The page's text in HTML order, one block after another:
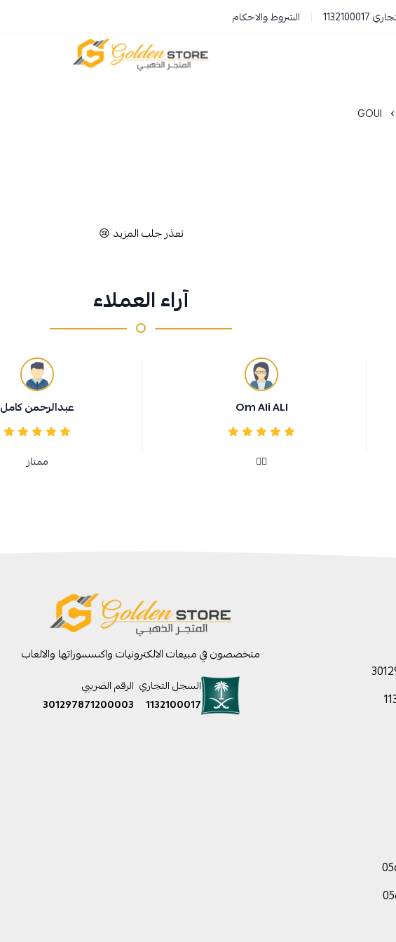
الشروط والاحكام
المتجر الذهبي
GOUI
تعذر جلب المزيد 😢
آراء العملاء
Om Ali ALI
👍🏻
عبدالرحمن كامل
ممتاز
متخصصون في مبيعات الالكترونيات واكسسوراتها والالعاب
السجل التجاري
1132100017
الرقم الضريبي
301297871200003